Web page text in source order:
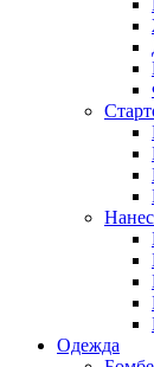
Одежда